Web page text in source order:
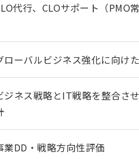
代行、CLOサポート（PMO常
ローバルビジネス強化に向け
ジネス戦略とIT戦略を整合さ
業DD・戦略方向性評価